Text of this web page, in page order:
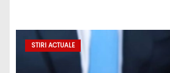
STIRI ACTUALE